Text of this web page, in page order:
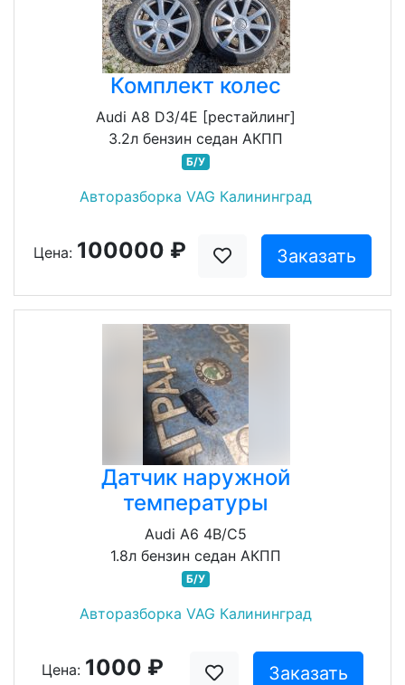
Комплект колес
Audi A8 D3/4E [рестайлинг]
3.2л бензин седан АКПП
Б/У
Авторазборка VAG Калининград
Цена: 100000 ₽ Заказать
Датчик наружной
температуры
Audi A6 4B/C5
1.8л бензин седан АКПП
Б/У
Авторазборка VAG Калининград
Цена: 1000 ₽ Заказать